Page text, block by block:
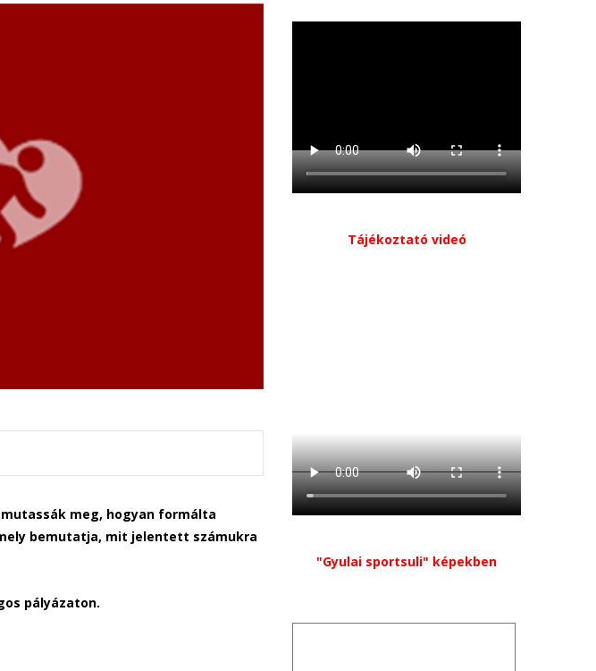
meg, hogyan formálta
bemutatja, mit jelentett számukra
pályázaton.
Tájékoztató videó
"Gyulai sportsuli" képekben